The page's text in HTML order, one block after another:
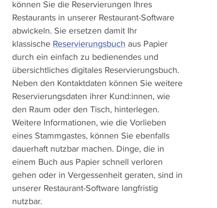
können Sie die Reservierungen Ihres
Restaurants in unserer Restaurant-Software
abwickeln. Sie ersetzen damit Ihr
klassische Reservierungsbuch aus Papier
durch ein einfach zu bedienendes und
übersichtliches digitales Reservierungsbuch.
Neben den Kontaktdaten können Sie weitere
Reservierungsdaten ihrer Kund:innen, wie
den Raum oder den Tisch, hinterlegen.
Weitere Informationen, wie die Vorlieben
eines Stammgastes, können Sie ebenfalls
dauerhaft nutzbar machen. Dinge, die in
einem Buch aus Papier schnell verloren
gehen oder in Vergessenheit geraten, sind in
unserer Restaurant-Software langfristig
nutzbar.